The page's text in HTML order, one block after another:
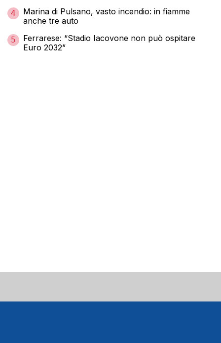
4
Marina di Pulsano, vasto incendio: in fiamme
anche tre auto
5
Ferrarese: “Stadio Iacovone non può ospitare
Euro 2032”